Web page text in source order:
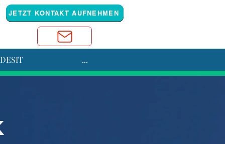
JETZT KONTAKT AUFNEHMEN
...